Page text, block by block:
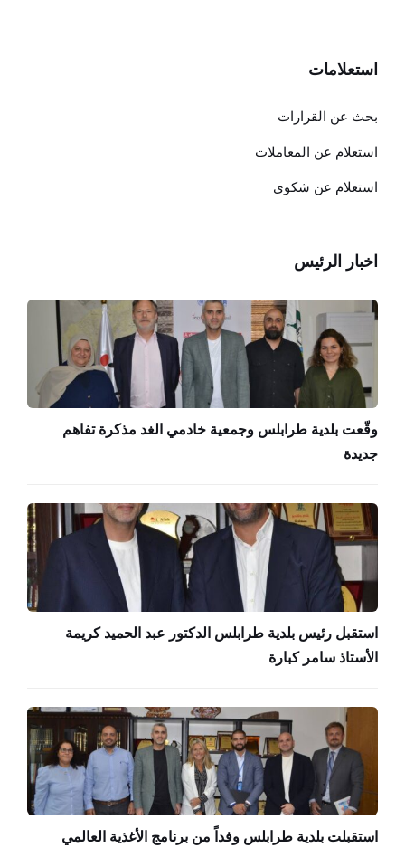
استعلامات
بحث عن القرارات
استعلام عن المعاملات
استعلام عن شكوى
اخبار الرئيس
وقّعت بلدية طرابلس وجمعية خادمي الغد مذكرة تفاهم
جديدة
استقبل رئيس بلدية طرابلس الدكتور عبد الحميد كريمة
الأستاذ سامر كبارة
استقبلت بلدية طرابلس وفداً من برنامج الأغذية العالمي